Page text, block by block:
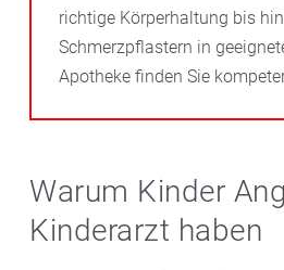
richtige Körperhaltung bis
Schmerzpflastern in
Apotheke finden Sie
Warum Kinder
Kinderarzt haben